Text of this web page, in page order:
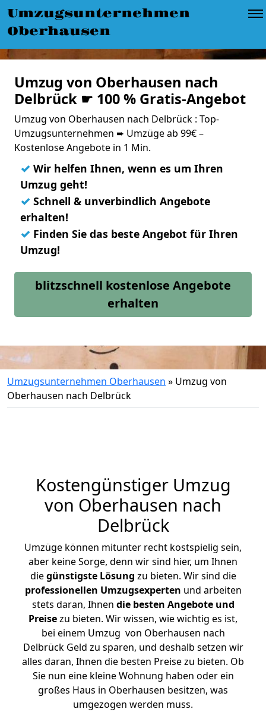
Umzugsunternehmen
Oberhausen
Umzug von Oberhausen nach
Delbrück ☛ 100 % Gratis-Angebot
Umzug von Oberhausen nach Delbrück : Top-
Umzugsunternehmen ➨ Umzüge ab 99€ –
Kostenlose Angebote in 1 Min.
✓ Wir helfen Ihnen, wenn es um Ihren
Umzug geht!
✓ Schnell & unverbindlich Angebote
erhalten!
✓ Finden Sie das beste Angebot für Ihren
Umzug!
blitzschnell kostenlose Angebote
erhalten
Umzugsunternehmen Oberhausen » Umzug von
Oberhausen nach Delbrück
Kostengünstiger Umzug
von Oberhausen nach
Delbrück
Umzüge können mitunter recht kostspielig sein,
aber keine Sorge, denn wir sind hier, um Ihnen
diegünstigste Lösung zu bieten. Wir sind die
professionellen Umzugsexperten und arbeiten
stets daran, Ihnen die besten Angebote und
Preisezu bieten. Wir wissen, wie wichtig es ist,
bei einem Umzug von Oberhausen nach
Delbrück Geld zu sparen, und deshalb setzen wir
alles daran, Ihnen die besten Preise zu bieten. Ob
Sie nun eine kleine Wohnung haben oder ein
großes Haus in Oberhausen besitzen, was
umgezogen werden muss.